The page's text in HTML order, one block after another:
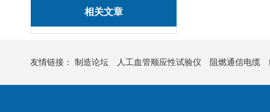
相关文章
友情链接： 制造论坛 人工血管顺应性试验仪 阻燃通信电缆